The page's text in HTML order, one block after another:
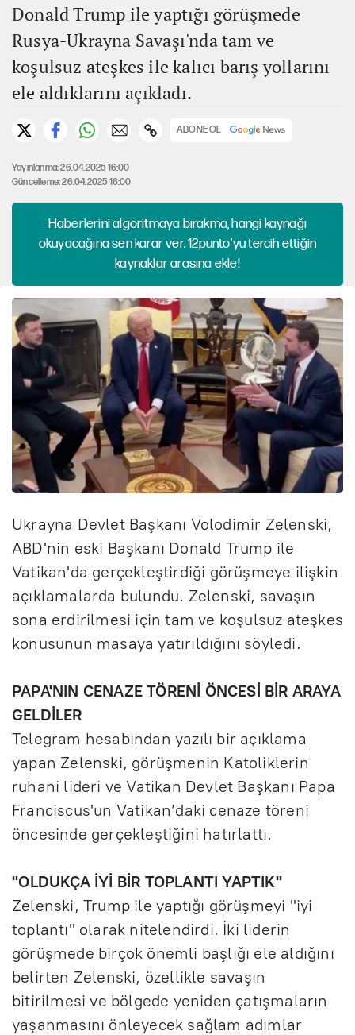
Donald Trump ile yaptığı görüşmede
Rusya-Ukrayna Savaşı'nda tam ve
koşulsuz ateşkes ile kalıcı barış yollarını
ele aldıklarını açıkladı.
ABONE OL
Yayınlanma: 26.04.2025 16:00
Güncelleme: 26.04.2025 16:00
Haberlerini algoritmaya bırakma, hangi kaynağı
okuyacağına sen karar ver. 12punto'yu tercih ettiğin
kaynaklar arasına ekle!
Ukrayna Devlet Başkanı Volodimir Zelenski,
ABD'nin eski Başkanı Donald Trump ile
Vatikan'da gerçekleştirdiği görüşmeye ilişkin
açıklamalarda bulundu. Zelenski, savaşın
sona erdirilmesi için tam ve koşulsuz ateşkes
konusunun masaya yatırıldığını söyledi.
PAPA'NIN CENAZE TÖRENİ ÖNCESİ BİR ARAYA
GELDİLER
Telegram hesabından yazılı bir açıklama
yapan Zelenski, görüşmenin Katoliklerin
ruhani lideri ve Vatikan Devlet Başkanı Papa
Franciscus'un Vatikan’daki cenaze töreni
öncesinde gerçekleştiğini hatırlattı.
''OLDUKÇA İYİ BİR TOPLANTI YAPTIK''
Zelenski, Trump ile yaptığı görüşmeyi "iyi
toplantı" olarak nitelendirdi. İki liderin
görüşmede birçok önemli başlığı ele aldığını
belirten Zelenski, özellikle savaşın
bitirilmesi ve bölgede yeniden çatışmaların
yaşanmasını önleyecek sağlam adımlar